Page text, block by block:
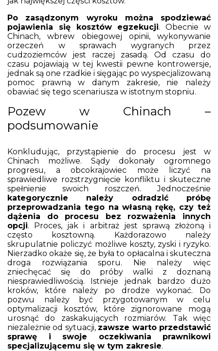
Po zasądzonym wyroku można spodziewać
pojawienia się kosztów egzekucji. Obecnie w
Chinach, wbrew obiegowej opinii, wykonywanie
orzeczeń w sprawach wygranych przez
cudzoziemców jest raczej zasadą. Od czasu do
czasu pojawiają w tej kwestii pewne kontrowersje,
jednak są one rzadkie i sięgając po wyspecjalizowaną
pomoc prawną w danym zakresie, nie należy
obawiać się tego scenariusza w istotnym stopniu.
Pozew w Chinach –
podsumowanie
Konkludując, przystąpienie do procesu jest w
Chinach możliwe. Sądy dokonały ogromnego
progresu, a obcokrajowiec może liczyć na
sprawiedliwe rozstrzygnięcie konfliktu i skuteczne
spełnienie swoich roszczeń. Jednocześnie
kategorycznie należy odradzić próbę
przeprowadzania tego na własną rękę, czy też
dążenia do procesu bez rozważenia innych
opcji. Proces, jak i arbitraż jest sprawą złożoną i
często kosztowną. Każdorazowo należy
skrupulatnie policzyć możliwe koszty, zyski i ryzyko.
Nierzadko okaże się, że była to opłacalna i skuteczna
droga rozwiązania sporu. Nie należy więc
zniechęcać się do próby walki z doznaną
niesprawiedliwością. Istnieje jednak bardzo dużo
kroków, które należy po drodze wykonać. Do
pozwu należy być przygotowanym w celu
optymalizacji kosztów, które zignorowane mogą
urosnąć do zaskakujących rozmiarów. Tak więc
niezależnie od sytuacji, zawsze warto przedstawić
sprawę i swoje oczekiwania prawnikowi
specjalizującemu się w tym zakresie.